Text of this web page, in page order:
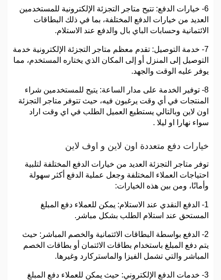
6- خيارات الدفع: تتيح متاجر التجزئة الإلكترونية للمستخدمين
العديد من خيارات الدفع المختلفة، بما في ذلك البطاقات
الائتمانية وحسابات الباي بال والدفع عند الاستلام.
7- خدمة التوصيل: تقدم معظم متاجر التجزئة الإلكترونية خدمة
التوصيل إلى المنزل أو إلى المكان الذي يختاره المستخدم، مما
يوفر عليه الوقت والجهد.
8- توفير الخدمة على مدار الساعة: يتيح للمستخدمين شراء
المنتجات في أي وقت يرغبون فيه، حيث تتوفر متاجر التجزئة
اون لاين وبالتالي يستطيع العميل الطلب في اي وقت اراد
سواء نهارا او ليلا .
خيارات دفع متعددة اون لاين و اوف لاين
توفر متاجر التجزئة العديد من خيارات الدفع المختلفة لتلبية
احتياجات العملاء المختلفة وجعل عملية الدفع أكثر سهولة
وأمانًا، ومن بين هذه الخيارات:
1- الدفع النقدي عند الاستلام: يمكن للعملاء دفع المبلغ
المستحق عند استلام الطلب بشكل مباشر.
2- الدفع بواسطة البطاقات الائتمانية والخصم المباشر: حيث
يتم دفع المبلغ باستخدام بطاقات الائتمان أو بطاقات الخصم
المباشر والتي تشمل الفيزا والماستركارد وغيرها.
3- خدمات الدفع الإلكتروني: حيث يمكن للعملاء دفع المبلغ